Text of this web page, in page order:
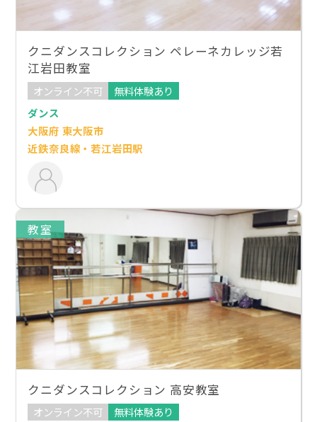
クニダンスコレクション ペレーネカレッジ若
江岩田教室
オンライン不可
無料体験あり
ダンス
大阪府 東大阪市
近鉄奈良線・若江岩田駅
教室
クニダンスコレクション 高安教室
オンライン不可
無料体験あり